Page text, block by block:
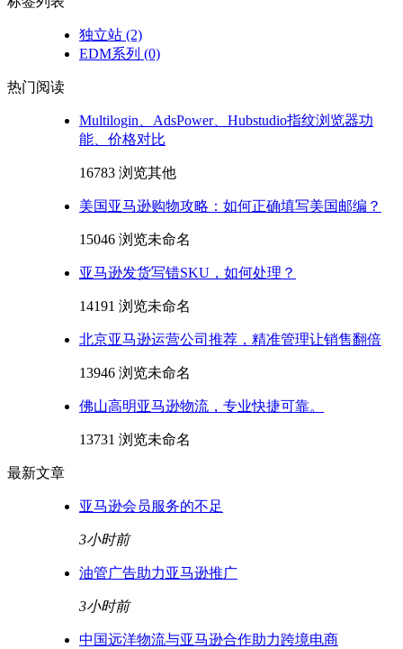
独立站 (2)
EDM系列 (0)
热门阅读
Multilogin、AdsPower、Hubstudio指纹浏览器功
能、价格对比
16783 浏览其他
美国亚马逊购物攻略：如何正确填写美国邮编？
15046 浏览未命名
亚马逊发货写错SKU，如何处理？
14191 浏览未命名
北京亚马逊运营公司推荐，精准管理让销售翻倍
13946 浏览未命名
佛山高明亚马逊物流，专业快捷可靠。
13731 浏览未命名
最新文章
亚马逊会员服务的不足
3小时前
油管广告助力亚马逊推广
3小时前
中国远洋物流与亚马逊合作助力跨境电商